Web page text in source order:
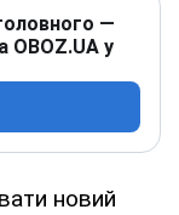
—
OBOZ.UA у
новий